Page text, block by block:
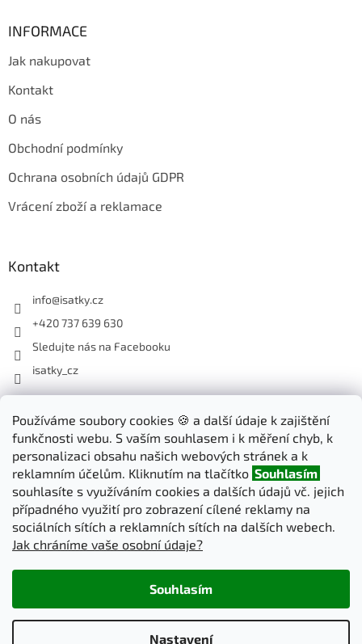
Používáme soubory cookies 🍪 a další údaje k zajištění
funkčnosti webu. S vaším souhlasem i k měření chyb, k
personalizaci obsahu našich webových stránek a k
reklamním účelům. Kliknutím na tlačítko Souhlasím
souhlasíte s využíváním cookies a dalších údajů vč. jejich
případného využití pro zobrazení cílené reklamy na
sociálních sítích a reklamních sítích na dalších webech.
Jak chráníme vaše osobní údaje?
Nastavení
Souhlasím
INFORMACE
Jak nakupovat
Kontakt
O nás
Obchodní podmínky
Ochrana osobních údajů GDPR
Vrácení zboží a reklamace
Kontakt
info@isatky.cz
+420 737 639 630
Sledujte nás na Facebooku
isatky_cz
Odebírat newsletter
Vložte svůj e-mail a my vám budeme zasílat informace o nových
produktech na našem e-shopu.
E-mail
PŘIHLÁSIT SE